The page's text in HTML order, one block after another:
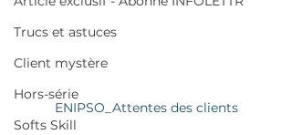
Trucs et astuces
Client mystère
Hors-série
Softs Skill
ENIPSO_Attentes des clients